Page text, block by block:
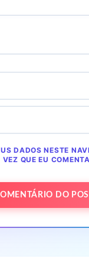
DADOS NESTE
QUE EU